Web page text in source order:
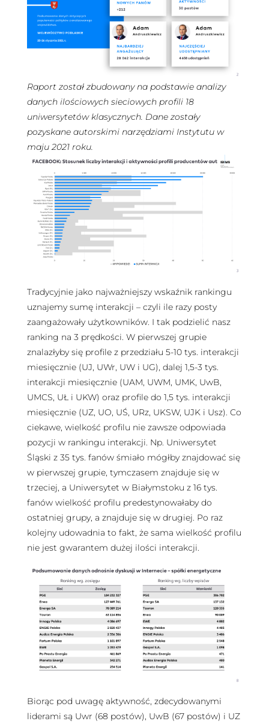
Raport został zbudowany na podstawie analizy
danych ilościowych sieciowych profili 18
uniwersytetów klasycznych. Dane zostały
pozyskane autorskimi narzędziami Instytutu w
maju 2021 roku.
Tradycyjnie jako najważniejszy wskaźnik rankingu
uznajemy sumę interakcji – czyli ile razy posty
zaangażowały użytkowników. I tak podzielić nasz
ranking na 3 prędkości. W pierwszej grupie
znalazłyby się profile z przedziału 5-10 tys. interakcji
miesięcznie (UJ, UWr, UW i UG), dalej 1,5-3 tys.
interakcji miesięcznie (UAM, UWM, UMK, UwB,
UMCS, UŁ i UKW) oraz profile do 1,5 tys. interakcji
miesięcznie (UZ, UO, UŚ, URz, UKSW, UJK i Usz). Co
ciekawe, wielkość profilu nie zawsze odpowiada
pozycji w rankingu interakcji. Np. Uniwersytet
Śląski z 35 tys. fanów śmiało mógłby znajdować się
w pierwszej grupie, tymczasem znajduje się w
trzeciej, a Uniwersytet w Białymstoku z 16 tys.
fanów wielkość profilu predestynowałaby do
ostatniej grupy, a znajduje się w drugiej. Po raz
kolejny udowadnia to fakt, że sama wielkość profilu
nie jest gwarantem dużej ilości interakcji.
Biorąc pod uwagę aktywność, zdecydowanymi
liderami są Uwr (68 postów), UwB (67 postów) i UZ